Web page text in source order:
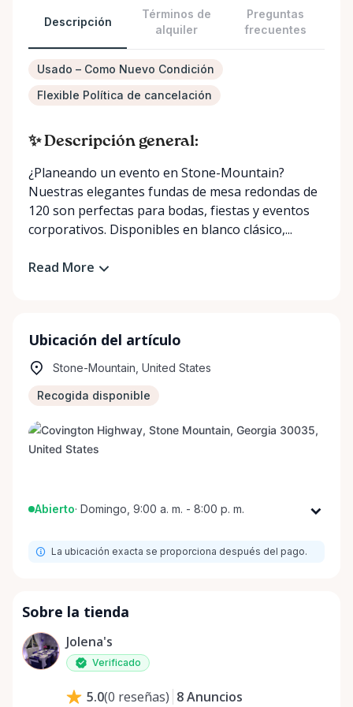
Descripción
Términos de
alquiler
Preguntas
frecuentes
Usado – Como Nuevo Condición
Flexible Política de cancelación
✨ Descripción general:
¿Planeando un evento en Stone-Mountain?
Nuestras elegantes fundas de mesa redondas de
120 son perfectas para bodas, fiestas y eventos
corporativos. Disponibles en blanco clásico,...
Read More
Ubicación del artículo
Stone-Mountain, United States
Recogida disponible
Abierto· Domingo, 9:00 a. m. - 8:00 p. m.
Martes
9:00 a. m. - 8:00 p. m.
Jueves
Sábado
Domingo
La ubicación exacta se proporciona después del pago.
Sobre la tienda
Jolena's
Verificado
5.0(0 reseñas) 8Anuncios